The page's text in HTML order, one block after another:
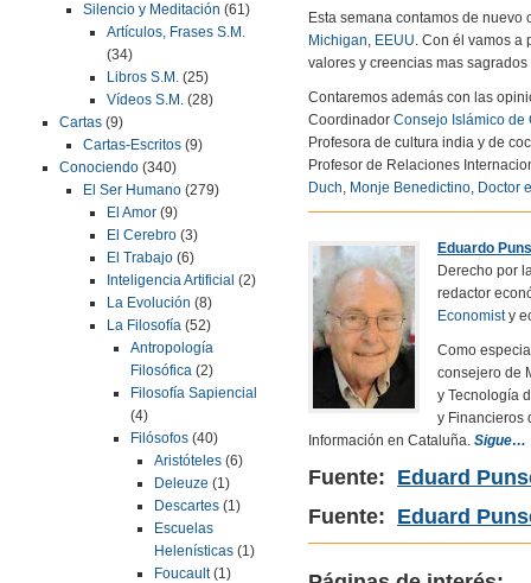
Silencio y Meditación (61)
Artículos, Frases S.M.
(34)
Libros S.M. (25)
Vídeos S.M. (28)
Cartas (9)
Cartas-Escritos (9)
Conociendo (340)
El Ser Humano (279)
El Amor (9)
El Cerebro (3)
El Trabajo (6)
Inteligencia Artificial (2)
La Evolución (8)
La Filosofía (52)
Antropología
Filosófica (2)
Filosofía Sapiencial
(4)
Filósofos (40)
Aristóteles (6)
Deleuze (1)
Descartes (1)
Escuelas
Helenísticas (1)
Foucault(1)
Esta semana contamos de
Michigan, EEUU. Con él vamos a
valores y creencias mas
Contaremos además con las
Coordinador Consejo Islámico de
Profesora de cultura india y de
Profesor de Relaciones
Duch, Monje Benedictino, Doctor
Eduardo
Derecho por
redactor
Economisty
Como
consejero de
y Tecnología
y Financieros
Información en Cataluña. Sigue…
Fuente: Eduard
Fuente: Eduard